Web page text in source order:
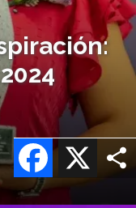
X
Facebook